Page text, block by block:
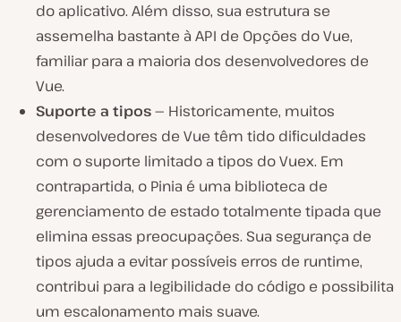
do aplicativo. Além disso, sua estrutura se
assemelha bastante à API de Opções do Vue,
familiar para a maioria dos desenvolvedores de
Vue.
Suporte a tipos — Historicamente, muitos
desenvolvedores de Vue têm tido dificuldades
com o suporte limitado a tipos do Vuex. Em
contrapartida, o Pinia é uma biblioteca de
gerenciamento de estado totalmente tipada que
elimina essas preocupações. Sua segurança de
tipos ajuda a evitar possíveis erros de runtime,
contribui para a legibilidade do código e possibilita
um escalonamento mais suave.